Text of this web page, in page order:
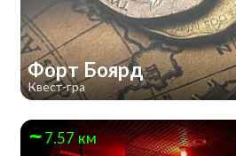
Форт Боярд
Квест-гра
7.57 км